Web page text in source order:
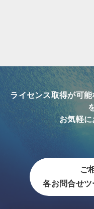
ライセンス取得が可
お気軽に
ご
各お問合せツ